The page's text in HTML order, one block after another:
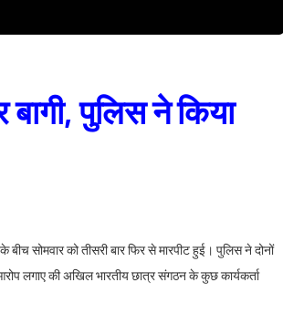
पुलिस ने किया
बीच सोमवार को तीसरी बार फिर से मारपीट हुई। पुलिस ने दोनों
लगाए की अखिल भारतीय छात्र संगठन के कुछ कार्यकर्ता